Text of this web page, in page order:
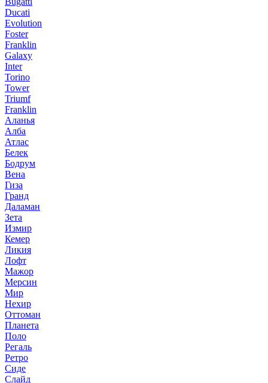
Ducati
Evolution
Foster
Franklin
Galaxy
Inter
Torino
Tower
Triumf
Franklin
Аланья
Алба
Атлас
Белек
Бодрум
Вена
Гиза
Гранд
Даламан
Зета
Измир
Кемер
Ликия
Лофт
Мажор
Мерсин
Мир
Нехир
Оттоман
Планета
Поло
Регаль
Ретро
Сиде
Слайд